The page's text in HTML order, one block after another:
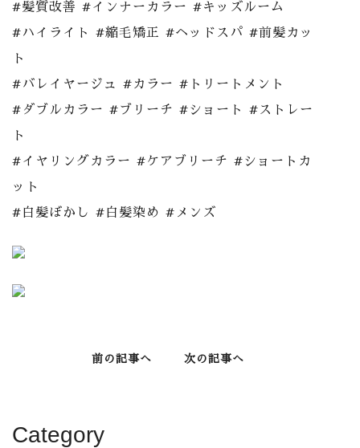
#髪質改善 #インナーカラー #キッズルーム
#ハイライト #縮毛矯正 #ヘッドスパ #前髪カッ
ト
#バレイヤージュ #カラー #トリートメント
#ダブルカラー #ブリーチ #ショート #ストレー
ト
#イヤリングカラー #ケアブリーチ #ショートカ
ット
#白髪ぼかし #白髪染め #メンズ
前の記事へ 次の記事へ
Category